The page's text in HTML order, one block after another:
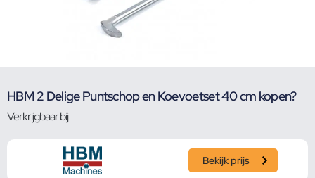
HBM 2 Delige Puntschop en Koevoetset 40 cm kopen?
Verkrijgbaar bij
Bekijk prijs